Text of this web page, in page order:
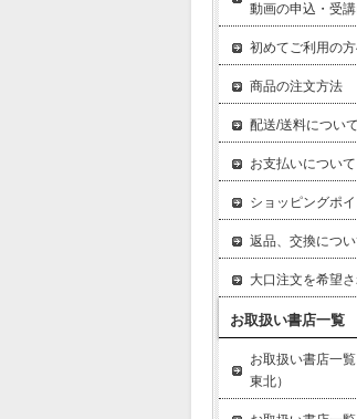
動画の申込・受
初めてご利用の
商品の注文方法
配送/送料について
お支払いについて
ショッピングポイ
返品、交換につ
大口注文を希望
お取扱い書店一覧
お取扱い書店一覧
東北）